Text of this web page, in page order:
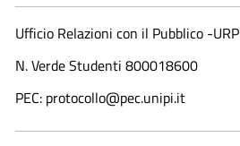
Ufficio Relazioni con il Pubblico -URP
N. Verde Studenti 800018600​
PEC: protocollo@pec.unipi.it